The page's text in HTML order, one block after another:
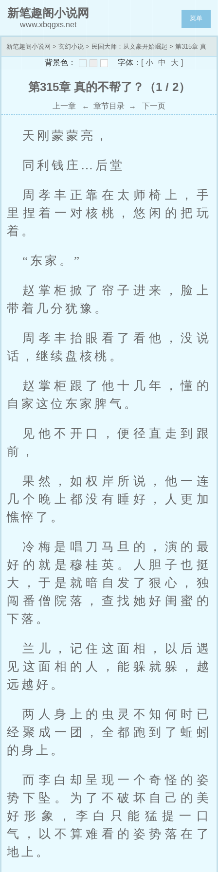
新笔趣阁小说网
www.xbqgxs.net
菜单
新笔趣阁小说网 > 玄幻小说 > 民国大师：从文豪开始崛起 > 第315章 真
背景色： 字体： [ 小 中 大 ]
第315章 真的不帮了？（1 / 2）
上一章 ← 章节目录 → 下一页
天刚蒙蒙亮，
同利钱庄…后堂
周孝丰正靠在太师椅上，手
里捏着一对核桃，悠闲的把玩
着。
“东家。”
赵掌柜掀了帘子进来，脸上
带着几分犹豫。
周孝丰抬眼看了看他，没说
话，继续盘核桃。
赵掌柜跟了他十几年，懂的
自家这位东家脾气。
见他不开口，便径直走到跟
前，
果然，如权岸所说，他一连
几个晚上都没有睡好，人更加
憔悴了。
冷梅是唱刀马旦的，演的最
好的就是穆桂英。人胆子也挺
大，于是就暗自发了狠心，独
闯番僧院落，查找她好闺蜜的
下落。
兰儿，记住这面相，以后遇
见这面相的人，能躲就躲，越
远越好。
两人身上的虫灵不知何时已
经聚成一团，全都跑到了蚯蚓
的身上。
而李白却呈现一个奇怪的姿
势下坠。为了不破坏自己的美
好形象，李白只能猛提一口
气，以不算难看的姿势落在了
地上。